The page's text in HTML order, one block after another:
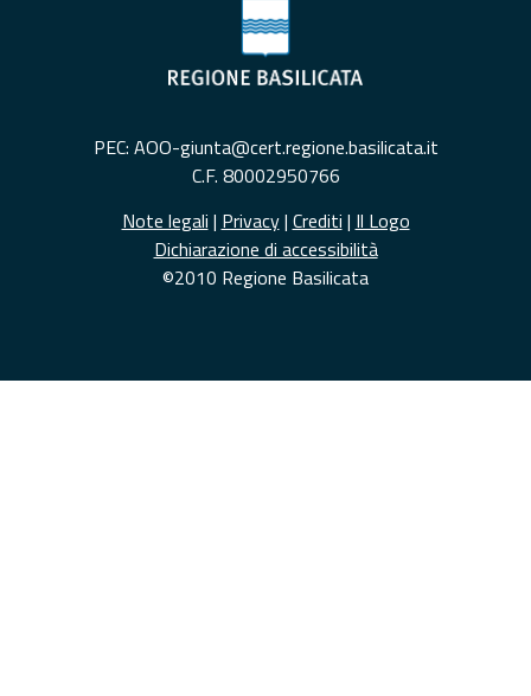
PEC: AOO-giunta@cert.regione.basilicata.it
C.F. 80002950766
Note legali | Privacy| Crediti | Il Logo
Dichiarazione di accessibilità
©2010 Regione Basilicata